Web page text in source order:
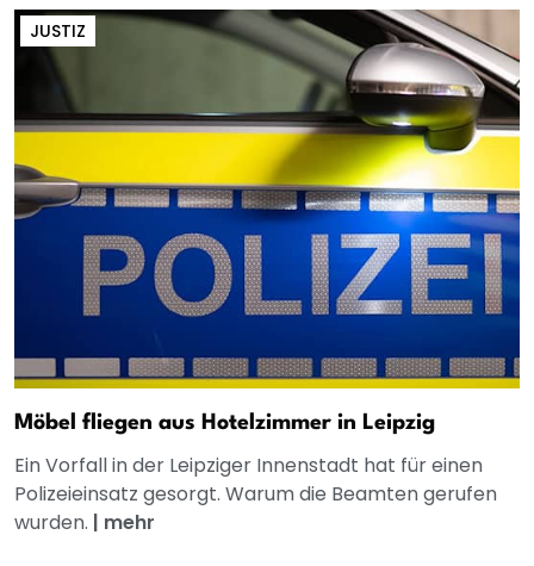
JUSTIZ
Möbel fliegen aus Hotelzimmer in Leipzig
Ein Vorfall in der Leipziger Innenstadt hat für einen
Polizeieinsatz gesorgt. Warum die Beamten gerufen
wurden. | mehr